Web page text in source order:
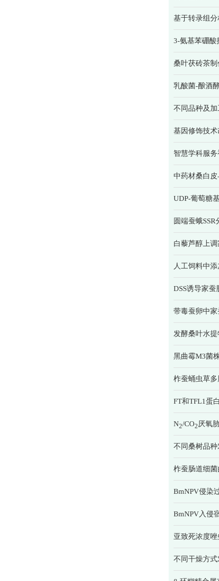
基于转录组
3-氨基苯硼酸
桑叶茯砖茶
乳酸菌-酿酒
不同品种及
基因修饰技
智慧学科服
中药材桑白
UDP-葡萄糖
圆端蚕蛾
白藜芦醇上
人工饲料中
DSS诱导家
带毒蚕卵中
发酵桑叶水
黑曲霉M3菌
柞蚕蛹虫草
FT和TFL1蛋
N2/CO2 厌氧
不同桑树品
柞蚕肠道细
BmNPV侵染
BmNPV入侵
亚致死浓度
不同干燥方